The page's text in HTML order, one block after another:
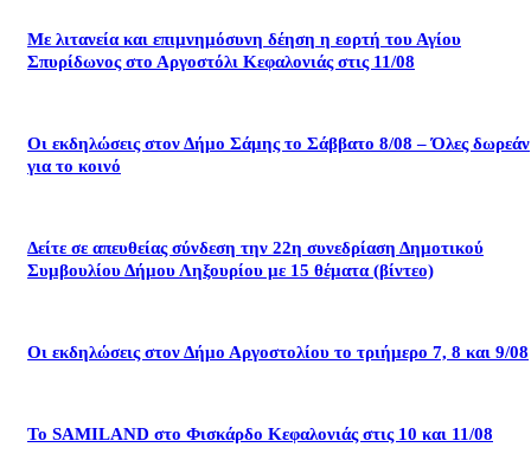
Με λιτανεία και επιμνημόσυνη δέηση η εορτή του Αγίου
Σπυρίδωνος στο Αργοστόλι Κεφαλονιάς στις 11/08
Οι εκδηλώσεις στον Δήμο Σάμης το Σάββατο 8/08 – Όλες δωρεάν
για το κοινό
Δείτε σε απευθείας σύνδεση την 22η συνεδρίαση Δημοτικού
Συμβουλίου Δήμου Ληξουρίου με 15 θέματα (βίντεο)
Οι εκδηλώσεις στον Δήμο Αργοστολίου το τριήμερο 7, 8 και 9/08
Το SAMILAND στο Φισκάρδο Κεφαλονιάς στις 10 και 11/08